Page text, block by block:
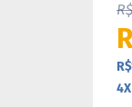
4X